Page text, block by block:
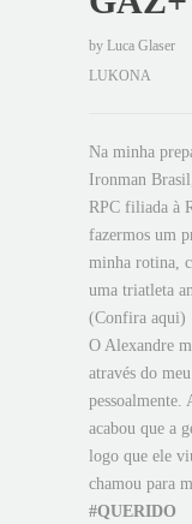
by Luca Glaser
LUKONA
Na minha
Ironman
RPC filiada à
fazermos um
minha rotina,
uma triatleta
(Confira aqui)
O Alexandre
através do
pessoalmente.
acabou que a
logo que ele
chamou para
#QUERIDO